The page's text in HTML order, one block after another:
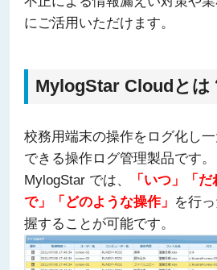
にご活用いただけます。
MylogStar Cloudとは
校務用端末の操作をログ化し
できる操作ログ管理製品です。
MylogStar では、
「いつ」「
で」「どのような操作」 を行
握することが可能です。